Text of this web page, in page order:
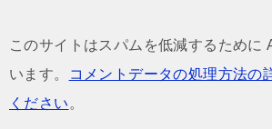
このサイトはスパムを低減するために
います。
コメントデータの処理方法の
ください 。